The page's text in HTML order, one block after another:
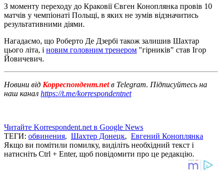
З моменту переходу до Краковії Євген Коноплянка провів 10
матчів у чемпіонаті Польщі, в яких не зумів відзначитись
результативними діями.
Нагадаємо, що Роберто Де Дзербі також залишив Шахтар
цього літа, і новим головним тренером "гірників" став Ігор
Йовичевич.
Новини від Корреспондент.netв Telegram. Підписуйтесь на
наш канал https://t.me/korrespondentnet
Читайте Korrespondent.net в Google News
ТЕГИ: обвинения, Шахтер Донецк, Евгений Коноплянка
Якщо ви помітили помилку, виділіть необхідний текст і
натисніть Ctrl + Enter, щоб повідомити про це редакцію.